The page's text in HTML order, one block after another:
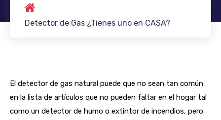
Detector de Gas ¿Tienes uno en CASA?
El detector de gas natural puede que no sean tan común
en la lista de artículos que no pueden faltar en el hogar tal
como un detector de humo o extintor de incendios, pero